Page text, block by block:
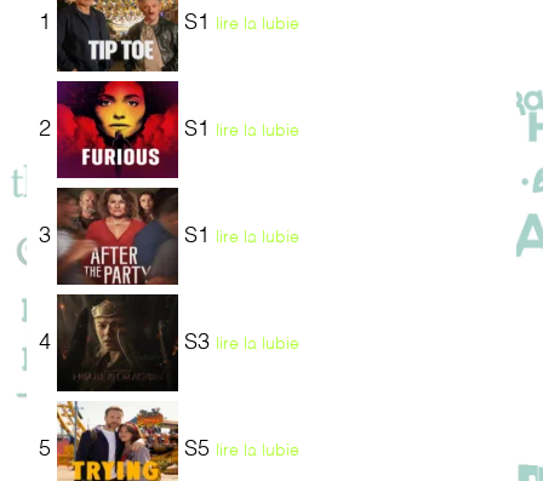
1 S1 lire la lubie
2 S1 lire la lubie
3 S1 lire la lubie
4 S3 lire la lubie
5 S5 lire la lubie